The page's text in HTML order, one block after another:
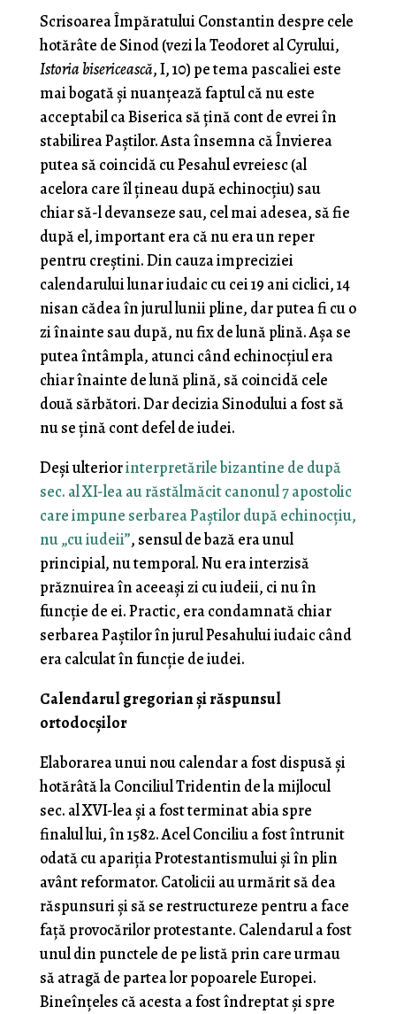
Scrisoarea Împăratului Constantin despre cele
hotărâte de Sinod (vezi la Teodoret al Cyrului,
Istoria bisericească, I, 10) pe tema pascaliei este
mai bogată și nuanțează faptul că nu este
acceptabil ca Biserica să țină cont de evrei în
stabilirea Paștilor. Asta însemna că Învierea
putea să coincidă cu Pesahul evreiesc (al
acelora care îl țineau după echinocțiu) sau
chiar să-l devanseze sau, cel mai adesea, să fie
după el, important era că nu era un reper
pentru creștini. Din cauza impreciziei
calendarului lunar iudaic cu cei 19 ani ciclici, 14
nisan cădea în jurul lunii pline, dar putea fi cu o
zi înainte sau după, nu fix de lună plină. Așa se
putea întâmpla, atunci când echinocțiul era
chiar înainte de lună plină, să coincidă cele
două sărbători. Dar decizia Sinodului a fost să
nu se țină cont defel de iudei.
Deși ulteriorinterpretările bizantine de după
sec. al XI-lea au răstălmăcit canonul 7 apostolic
care impune serbarea Paștilor după echinocțiu,
nu „cu iudeii”, sensul de bază era unul
principial, nu temporal. Nu era interzisă
prăznuirea în aceeași zi cu iudeii, ci nu în
funcție de ei. Practic, era condamnată chiar
serbarea Paștilor în jurul Pesahului iudaic când
era calculat în funcție de iudei.
Calendarul gregorian și răspunsul
ortodocșilor
Elaborarea unui nou calendar a fost dispusă și
hotărâtă la Conciliul Tridentin de la mijlocul
sec. al XVI-lea și a fost terminat abia spre
finalul lui, în 1582. Acel Conciliu a fost întrunit
odată cu apariția Protestantismului și în plin
avânt reformator. Catolicii au urmărit să dea
răspunsuri și să se restructureze pentru a face
față provocărilor protestante. Calendarul a fost
unul din punctele de pe listă prin care urmau
să atragă de partea lor popoarele Europei.
Bineînțeles că acesta a fost îndreptat și spre